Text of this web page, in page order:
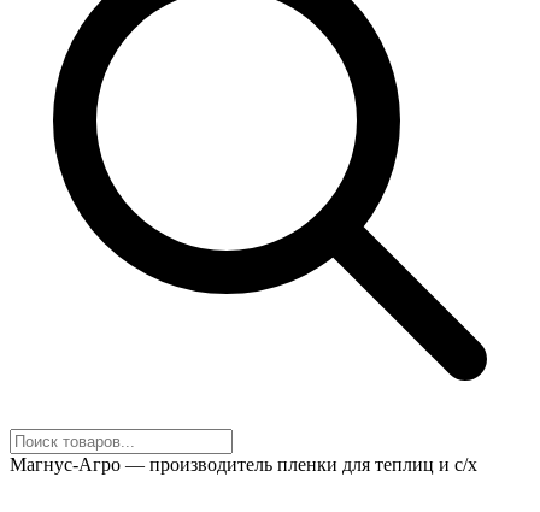
Магнус-Агро — производитель пленки для теплиц и с/х